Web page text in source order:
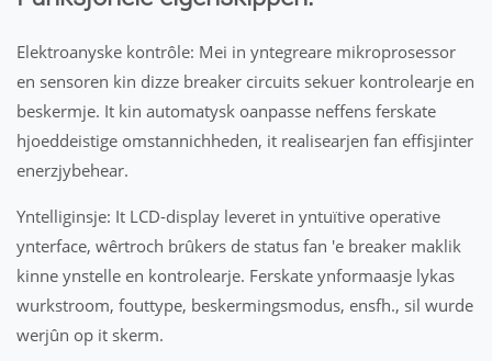
Elektroanyske kontrôle: Mei in yntegreare mikroprosessor
en sensoren kin dizze breaker circuits sekuer kontrolearje en
beskermje. It kin automatysk oanpasse neffens ferskate
hjoeddeistige omstannichheden, it realisearjen fan effisjinter
enerzjybehear.
Yntelliginsje: It LCD-display leveret in yntuïtive operative
ynterface, wêrtroch brûkers de status fan 'e breaker maklik
kinne ynstelle en kontrolearje. Ferskate ynformaasje lykas
wurkstroom, fouttype, beskermingsmodus, ensfh., sil wurde
werjûn op it skerm.